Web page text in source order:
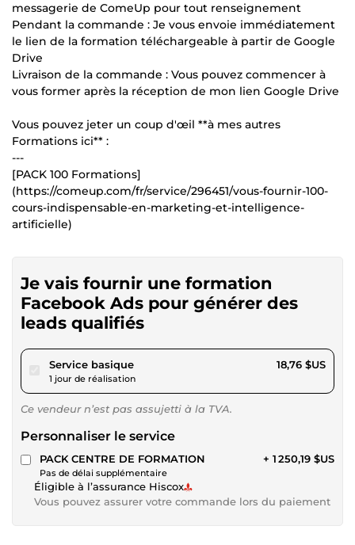
messagerie de ComeUp pour tout renseignement
Pendant la commande : Je vous envoie immédiatement
le lien de la formation téléchargeable à partir de Google
Drive
Livraison de la commande : Vous pouvez commencer à
vous former après la réception de mon lien Google Drive
Vous pouvez jeter un coup d'œil **à mes autres
Formations ici** :
---
[PACK 100 Formations]
(https://comeup.com/fr/service/296451/vous-fournir-100-
cours-indispensable-en-marketing-et-intelligence-
artificielle)
Je vais fournir une formation
Facebook Ads pour générer des
leads qualifiés
Service basiquepour 17,28 $US
1 jour de réalisation
18,76 $US
Ce vendeur n’est pas assujetti à la TVA.
Personnaliser le service
PACK CENTRE DE FORMATION
Pas de délai supplémentaire
+ 1 250,19 $US
Éligible à l’assurance Hiscox
Vous pouvez assurer votre commande lors du paiement